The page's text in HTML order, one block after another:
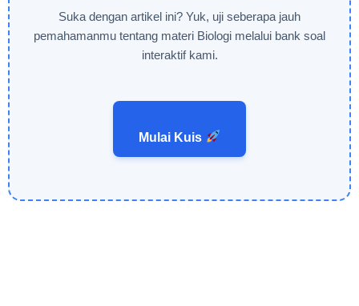
Suka dengan artikel ini? Yuk, uji seberapa jauh
pemahamanmu tentang materi Biologi melalui bank soal
interaktif kami.
Mulai Kuis